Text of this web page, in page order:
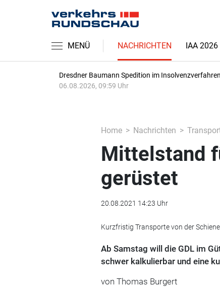
MENÜ NACHRICHTEN IAA 2026
Dresdner Baumann Spedition im Insolvenzverfahren
06.08.2026, 09:59 Uhr
Home Nachrichten
Mittelstand
gerüstet
20.08.2021 14:23 Uhr
Kurzfristig Transporte von der
Ab Samstag will die GDL im
schwer kalkulierbar und eine
von Thomas Burgert